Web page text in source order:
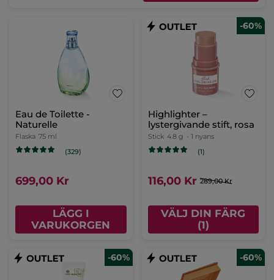
Eau de Toilette -
Naturelle
Flaska 75 ml
(329)
699,00 Kr
LÄGG I
VARUKORGEN
-60%
Highlighter –
lystergivande stift, rosa
Stick 4.8 g - 1 nyans
(1)
116,00 Kr 289,00 Kr
VÄLJ DIN FÄRG
(1)
-60% -60%